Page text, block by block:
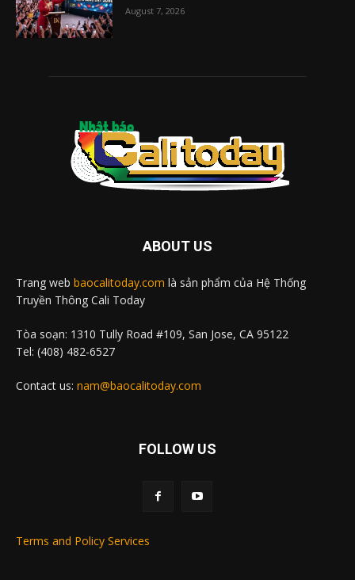
August 7, 2026
ABOUT US
Trang web baocalitoday.com là sản phẩm của Hệ Thống
Truyền Thông Cali Today
Tòa soạn: 1310 Tully Road #109, San Jose, CA 95122
Tel: (408) 482-6527
Contact us: nam@baocalitoday.com
FOLLOW US
Terms and Policy Services